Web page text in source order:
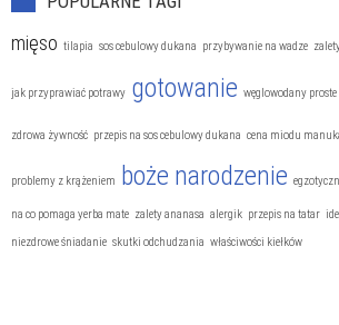
mięso tilapia sos cebulowy dukana przybywanie na wadze
jak przyprawiać potrawy gotowanie węglowodany proste
zdrowa żywność przepis na sos cebulowy dukana cena miodu
problemy z krążeniem boże narodzenie
na co pomaga yerba mate zalety ananasa alergik przepis na tatar
niezdrowe śniadanie skutki odchudzania właściwości kiełków